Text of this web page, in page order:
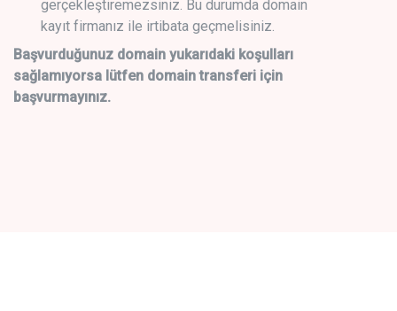
gerçekleştiremezsiniz. Bu durumda domain
kayıt firmanız ile irtibata geçmelisiniz.
Başvurduğunuz domain yukarıdaki koşulları
sağlamıyorsa lütfen domain transferi için
başvurmayınız.